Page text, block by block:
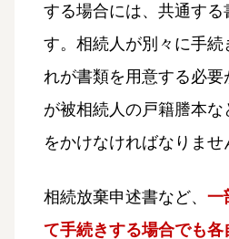
する場合には、共通する
す。相続人が別々に手
れが書類を用意する必要
が被相続人の戸籍謄本な
をかけなければなりませ
相続放棄申述書など、 一
て手続きする場合でも各